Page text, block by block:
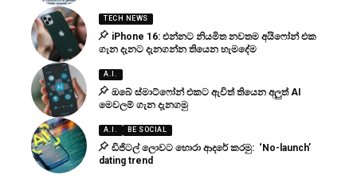
TECH NEWS
iPhone 16: එන්නට නියමිත නවතම අයිෆෝන් එක
ගැන දැනට දැනගන්න තියෙන හැමදේම
A.I.
ඔබේ ස්මාට්ෆෝන් එකට ඇවිත් තියෙන අලුත් AI
මෙවලම් ගැන දැනගමු
A.I. BE SOCIAL
ඩිජිටල් ලොවට හොරා ආදරේ කරමු: ‘No-launch’
dating trend